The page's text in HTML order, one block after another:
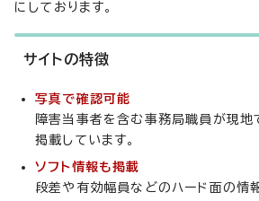
にしております。
サイトの特徴
写真で確認可能
障害当事者を含む事務局職員が現地
掲載しています。
ソフト情報も掲載
段差や有効幅員などのハード面の情